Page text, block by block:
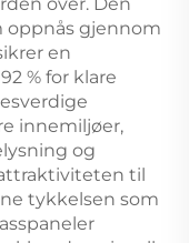
oppnås gjennom
en
% for klare
innemiljøer,
og
til
tykkelsen som